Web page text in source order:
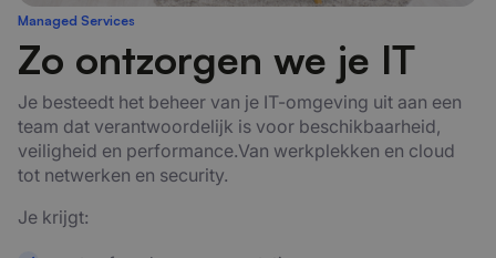
Managed Services
Zo ontzorgen we je IT
Je besteedt het beheer van je IT-omgeving uit aan een
team dat verantwoordelijk is voor beschikbaarheid,
veiligheid en performance.Van werkplekken en cloud
tot netwerken en security.
Je krijgt: